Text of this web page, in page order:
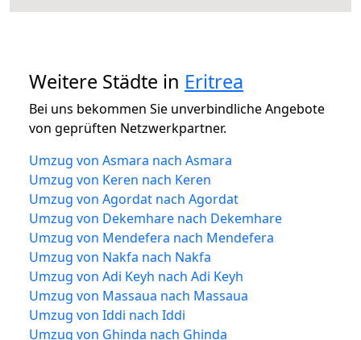
Weitere Städte in Eritrea
Bei uns bekommen Sie unverbindliche Angebote
von geprüften Netzwerkpartner.
Umzug von Asmara nach Asmara
Umzug von Keren nach Keren
Umzug von Agordat nach Agordat
Umzug von Dekemhare nach Dekemhare
Umzug von Mendefera nach Mendefera
Umzug von Nakfa nach Nakfa
Umzug von Adi Keyh nach Adi Keyh
Umzug von Massaua nach Massaua
Umzug von Iddi nach Iddi
Umzug von Ghinda nach Ghinda